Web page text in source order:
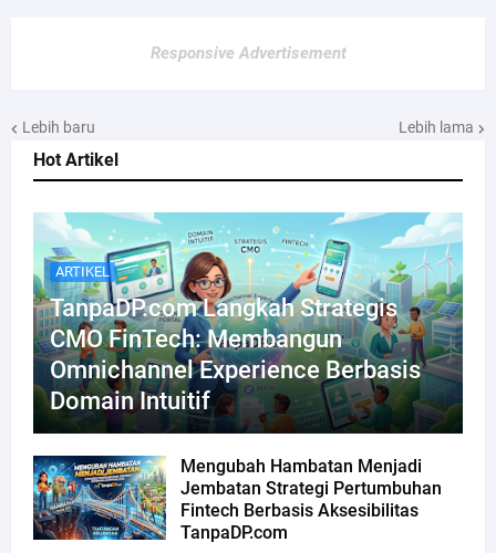
Hot Artikel
ARTIKEL
TanpaDP.com Langkah Strategis
CMO FinTech: Membangun
Omnichannel Experience Berbasis
Domain Intuitif
Mengubah Hambatan Menjadi
Jembatan Strategi Pertumbuhan
Fintech Berbasis Aksesibilitas
TanpaDP.com
Responsive Advertisement
Lebih baru Lebih lama